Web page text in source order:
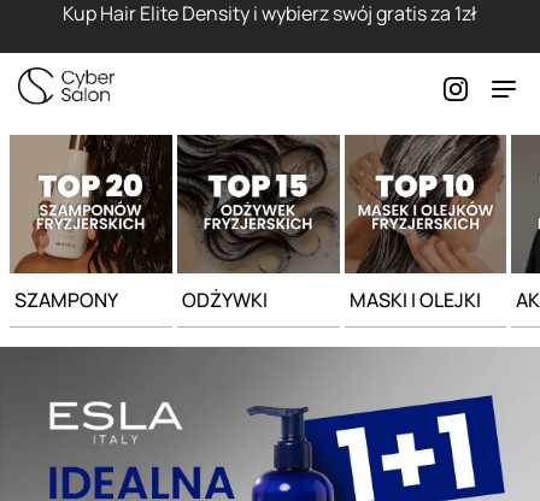
Kup Hair Elite Density i wybierz swój gratis za 1zł
SZAMPONY ODŻYWKI MASKI I OLEJKI
Strona główna - Cyber Salon